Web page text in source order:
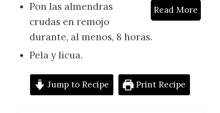
Read More
Pon las almendras
crudas en remojo
durante, al menos, 8 horas.
Pela y licua.
Jump to Recipe Print Recipe